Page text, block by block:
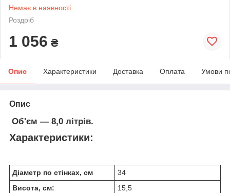
Немає в наявності
Роздріб
1 056 ₴
Опис Характеристики Доставка Оплата Умови
Опис
Об'єм — 8,0 літрів.
Характеристики:
Діаметр по стінках, см
34
Висота, см:
15,5